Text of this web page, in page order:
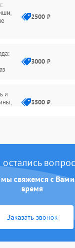
2500 ₽
3000 ₽
и
3500 ₽
2500 ₽
2000 ₽
остались
мы свяжемся с
время
Заказать звонок